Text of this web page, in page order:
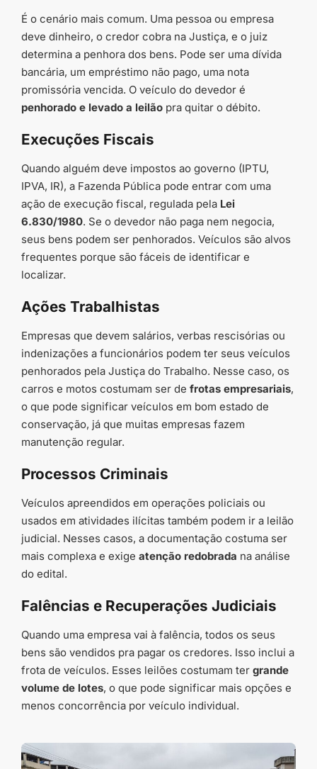
É o cenário mais comum. Uma pessoa ou empresa
deve dinheiro, o credor cobra na Justiça, e o juiz
determina a penhora dos bens. Pode ser uma dívida
bancária, um empréstimo não pago, uma nota
promissória vencida. O veículo do devedor é
penhorado e levado a leilão pra quitar o débito.
Execuções Fiscais
Quando alguém deve impostos ao governo (IPTU,
IPVA, IR), a Fazenda Pública pode entrar com uma
ação de execução fiscal, regulada pela Lei
6.830/1980. Se o devedor não paga nem negocia,
seus bens podem ser penhorados. Veículos são alvos
frequentes porque são fáceis de identificar e
localizar.
Ações Trabalhistas
Empresas que devem salários, verbas rescisórias ou
indenizações a funcionários podem ter seus veículos
penhorados pela Justiça do Trabalho. Nesse caso, os
carros e motos costumam ser de frotas empresariais,
o que pode significar veículos em bom estado de
conservação, já que muitas empresas fazem
manutenção regular.
Processos Criminais
Veículos apreendidos em operações policiais ou
usados em atividades ilícitas também podem ir a leilão
judicial. Nesses casos, a documentação costuma ser
mais complexa e exige atenção redobrada na análise
do edital.
Falências e Recuperações Judiciais
Quando uma empresa vai à falência, todos os seus
bens são vendidos pra pagar os credores. Isso inclui a
frota de veículos. Esses leilões costumam ter grande
volume de lotes, o que pode significar mais opções e
menos concorrência por veículo individual.